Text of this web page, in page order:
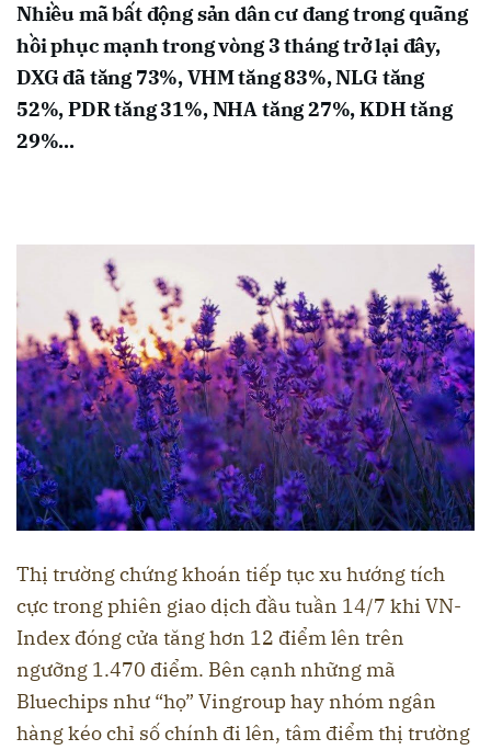
Nhiều mã bất động sản dân cư đang trong quãng
hồi phục mạnh trong vòng 3 tháng trở lại đây,
DXG đã tăng 73%, VHM tăng 83%, NLG tăng
52%, PDR tăng 31%, NHA tăng 27%, KDH tăng
29%...
Thị trường chứng khoán tiếp tục xu hướng tích
cực trong phiên giao dịch đầu tuần 14/7 khi VN-
Index đóng cửa tăng hơn 12 điểm lên trên
ngưỡng 1.470 điểm. Bên cạnh những mã
Bluechips như “họ” Vingroup hay nhóm ngân
hàng kéo chỉ số chính đi lên, tâm điểm thị trường